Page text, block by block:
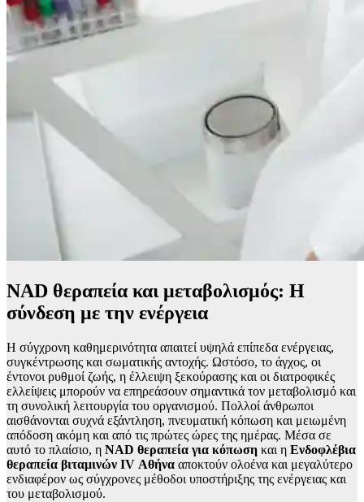
NAD θεραπεία και μεταβολισμός: Η
σύνδεση με την ενέργεια
Η σύγχρονη καθημερινότητα απαιτεί υψηλά επίπεδα ενέργειας,
συγκέντρωσης και σωματικής αντοχής. Ωστόσο, το άγχος, οι
έντονοι ρυθμοί ζωής, η έλλειψη ξεκούρασης και οι διατροφικές
ελλείψεις μπορούν να επηρεάσουν σημαντικά τον μεταβολισμό και
τη συνολική λειτουργία του οργανισμού. Πολλοί άνθρωποι
αισθάνονται συχνά εξάντληση, πνευματική κόπωση και μειωμένη
απόδοση ακόμη και από τις πρώτες ώρες της ημέρας. Μέσα σε
αυτό το πλαίσιο, η NAD θεραπεία για κόπωση και η Ενδοφλέβια
θεραπεία βιταμινών IV Αθήνα αποκτούν ολοένα και μεγαλύτερο
ενδιαφέρον ως σύγχρονες μέθοδοι υποστήριξης της ενέργειας και
του μεταβολισμού.